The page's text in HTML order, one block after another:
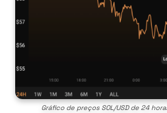
Gráfico de preços SOL/USD de 24